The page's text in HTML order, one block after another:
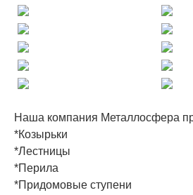
Наша компания Металлосфера
*Козырьки
*Лестницы
*Перила
*Придомовые ступени